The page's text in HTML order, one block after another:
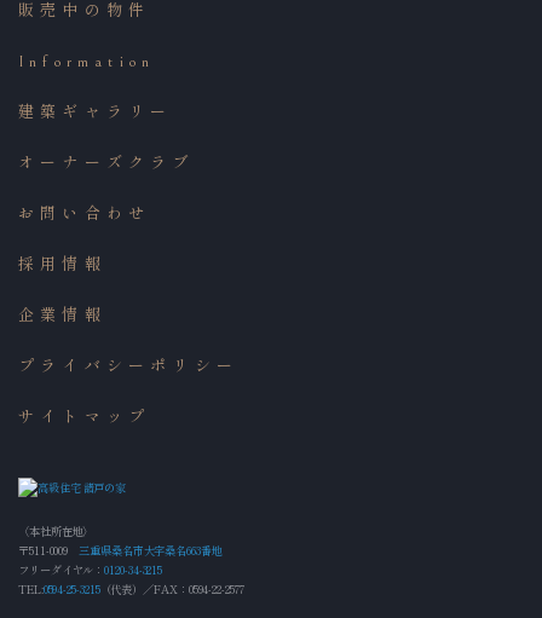
〈本社所在地〉
〒511-0009三重県桑名市大字桑名663番地
フリーダイヤル：0120-34-3215
TEL:0594-25-3215（代表）／FAX：0594-22-2577
販売中の物件
Information
建築ギャラリー
オーナーズクラブ
お問い合わせ
採用情報
企業情報
プライバシーポリシー
サイトマップ